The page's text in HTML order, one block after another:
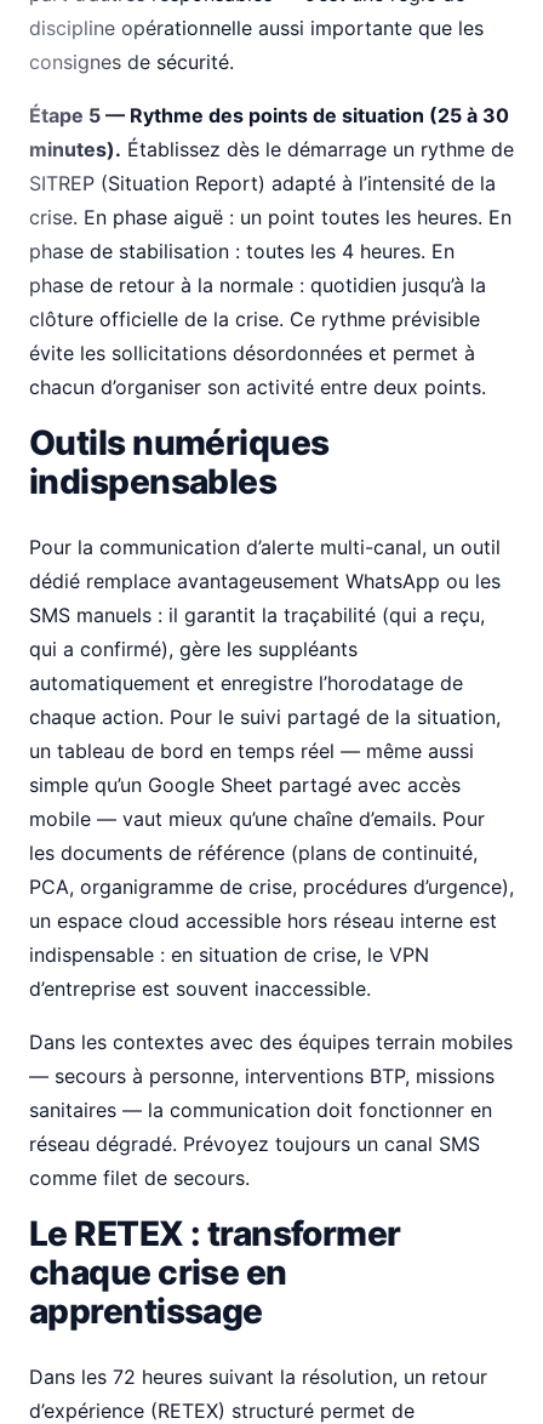
discipline opérationnelle aussi importante que les
consignes de sécurité.
Étape 5 — Rythme des points de situation (25 à 30
minutes). Établissez dès le démarrage un rythme de
SITREP (Situation Report) adapté à l’intensité de la
crise. En phase aiguë : un point toutes les heures. En
phase de stabilisation : toutes les 4 heures. En
phase de retour à la normale : quotidien jusqu’à la
clôture officielle de la crise. Ce rythme prévisible
évite les sollicitations désordonnées et permet à
chacun d’organiser son activité entre deux points.
Outils numériques
indispensables
Pour la communication d’alerte multi-canal, un outil
dédié remplace avantageusement WhatsApp ou les
SMS manuels : il garantit la traçabilité (qui a reçu,
qui a confirmé), gère les suppléants
automatiquement et enregistre l’horodatage de
chaque action. Pour le suivi partagé de la situation,
un tableau de bord en temps réel — même aussi
simple qu’un Google Sheet partagé avec accès
mobile — vaut mieux qu’une chaîne d’emails. Pour
les documents de référence (plans de continuité,
PCA, organigramme de crise, procédures d’urgence),
un espace cloud accessible hors réseau interne est
indispensable : en situation de crise, le VPN
d’entreprise est souvent inaccessible.
Dans les contextes avec des équipes terrain mobiles
— secours à personne, interventions BTP, missions
sanitaires — la communication doit fonctionner en
réseau dégradé. Prévoyez toujours un canal SMS
comme filet de secours.
Le RETEX : transformer
chaque crise en
apprentissage
Dans les 72 heures suivant la résolution, un retour
d’expérience (RETEX) structuré permet de